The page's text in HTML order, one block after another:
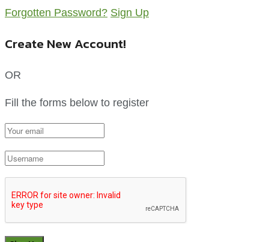
Forgotten Password? Sign Up
Create New Account!
OR
Fill the forms below to register